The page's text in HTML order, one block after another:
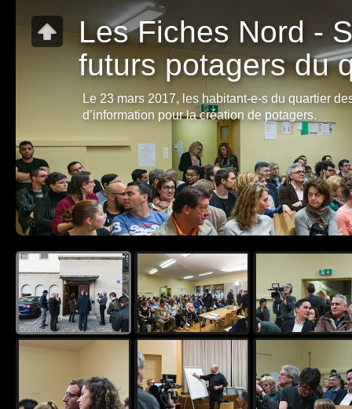
Les Fiches Nord -
futurs potagers du
Le 23 mars 2017, les habitant-e-s du quartier
d’information pour la création de potagers.